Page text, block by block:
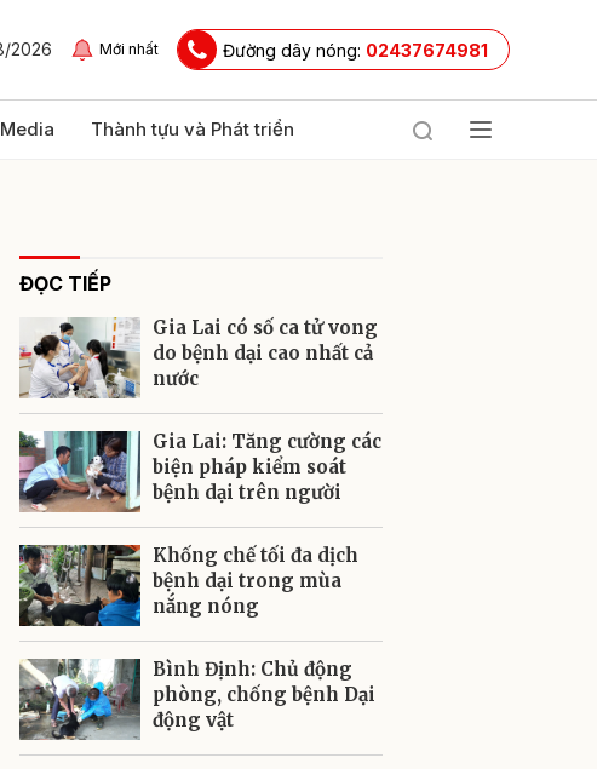
2026 Mới nhất Đường dây nóng: 02437674981
Media Thành tựu và Phát triển
ĐỌC TIẾP
Gia Lai có số ca tử vong
do bệnh dại cao nhất cả
nước
Gia Lai: Tăng cường các
biện pháp kiểm soát
bệnh dại trên người
Khống chế tối đa dịch
bệnh dại trong mùa
nắng nóng
Bình Định: Chủ động
phòng, chống bệnh Dại
động vật
Gửi